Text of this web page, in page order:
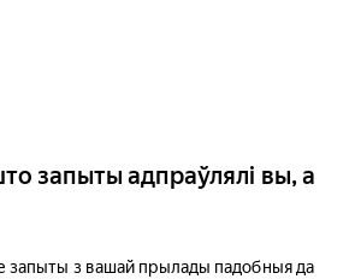
запыты адпраўлялі вы, а
запыты з вашай прылады падобныя да